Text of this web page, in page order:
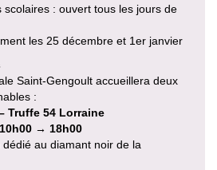
scolaires : ouvert tous les jours de
les 25 décembre et 1er janvier
Saint-Gengoult accueillera deux
:
Truffe 54 Lorraine
→ 18h00
dédié au diamant noir de la